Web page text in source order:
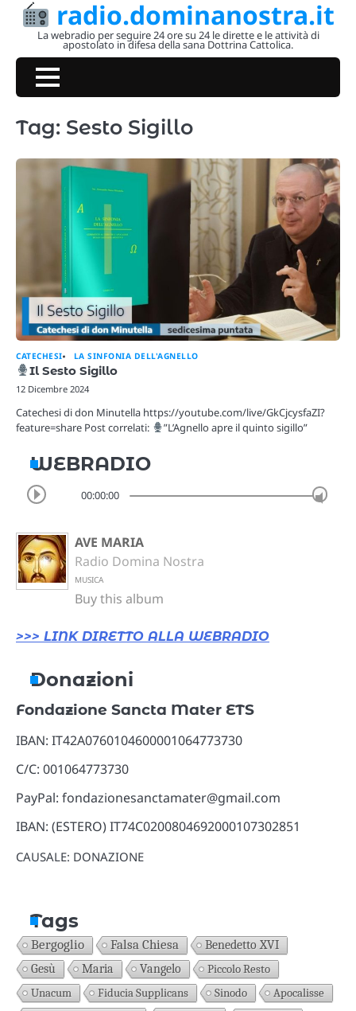
Skip
radio.dominanostra.it
La webradio per seguire 24 ore su 24 le dirette e le attività di
apostolato in difesa della sana Dottrina Cattolica.
Tag: Sesto Sigillo
CATECHESI LA SINFONIA DELL'AGNELLO
Il Sesto Sigillo
12 Dicembre 2024
Catechesi di don Minutella https://youtube.com/live/GkCjcysfaZI?
feature=share Post correlati:
”L’Agnello apre il quinto sigillo”
WEBRADIO
00:00:00
AVE MARIA
Radio Domina Nostra
MUSICA
Buy this album
>>> LINK DIRETTO ALLA WEBRADIO
Donazioni
Fondazione Sancta Mater ETS
IBAN: IT42A0760104600001064773730
C/C: 001064773730
PayPal: fondazionesanctamater@gmail.com
IBAN: (ESTERO) IT74C0200804692000107302851
CAUSALE: DONAZIONE
Tags
Bergoglio Falsa Chiesa Benedetto XVI
Gesù Maria Vangelo
Piccolo Resto
Unacum
Fiducia Supplicans Sinodo
Apocalisse